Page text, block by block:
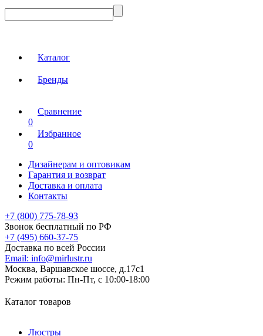
Каталог
Бренды
Сравнение
0
Избранное
0
Дизайнерам и оптовикам
Гарантия и возврат
Доставка и оплата
Контакты
+7 (800) 775-78-93
Звонок бесплатный по РФ
+7 (495) 660-37-75
Доставка по всей России
Email: info@mirlustr.ru
Москва, Варшавское шоссе, д.17c1
Режим работы: Пн-Пт, с 10:00-18:00
Каталог товаров
Люстры